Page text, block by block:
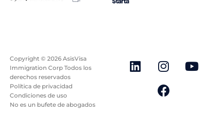
Copyright © 2026 AsisVisa
Immigration Corp Todos los
derechos reservados
Política de privacidad
Condiciones de uso
No es un bufete de abogados